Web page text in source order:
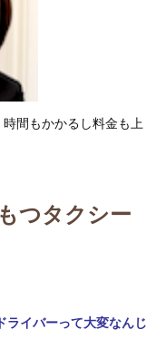
間もかかるし料金も上
つタクシー
ライバーって大変なんじ